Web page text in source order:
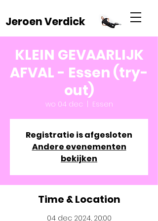
Jeroen Verdick
KLEIN GEVAARLIJK
AFVAL - Essen (try-
out)
wo 04 dec Essen
Registratie is afgesloten
Andere evenementen
bekijken
Time & Location
04 dec 2024, 20:00